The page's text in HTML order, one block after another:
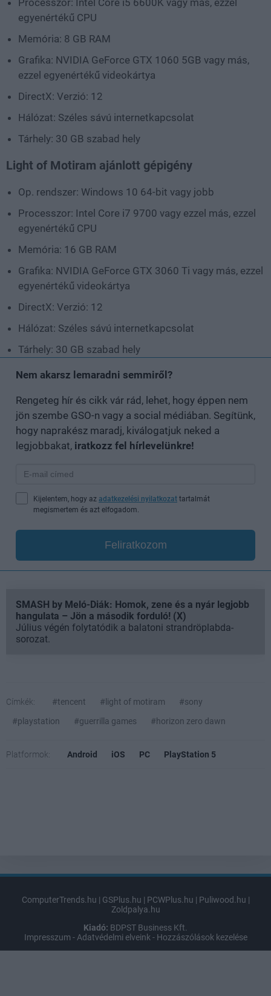
Processzor: Intel Core i5 6600K vagy más, ezzel
egyenértékű CPU
Memória: 8 GB RAM
Grafika: NVIDIA GeForce GTX 1060 5GB vagy más,
ezzel egyenértékű videokártya
DirectX: Verzió: 12
Hálózat: Széles sávú internetkapcsolat
Tárhely: 30 GB szabad hely
Light of Motiram ajánlott gépigény
Op. rendszer: Windows 10 64-bit vagy jobb
Processzor: Intel Core i7 9700 vagy ezzel más, ezzel
egyenértékű CPU
Memória: 16 GB RAM
Grafika: NVIDIA GeForce GTX 3060 Ti vagy más, ezzel
egyenértékű videokártya
DirectX: Verzió: 12
Hálózat: Széles sávú internetkapcsolat
Tárhely: 30 GB szabad hely
Nem akarsz lemaradni semmiről?
Rengeteg hír és cikk vár rád, lehet, hogy éppen nem
jön szembe GSO-n vagy a social médiában. Segítünk,
hogy naprakész maradj, kiválogatjuk neked a
legjobbakat, iratkozz fel hírlevelünkre!
Kijelentem, hogy az adatkezelési nyilatkozat tartalmát
megismertem és azt elfogadom.
Feliratkozom
SMASH by Meló-Diák: Homok, zene és a nyár legjobb
hangulata – Jön a második forduló! (X)
Július végén folytatódik a balatoni strandröplabda-
sorozat.
Címkék: #tencent #light of motiram
#sony
#playstation
#guerrilla games #horizon zero dawn
Platformok: Android iOS PC PlayStation 5
ComputerTrends.hu | GSPlus.hu | PCWPlus.hu | Puliwood.hu |
Zoldpalya.hu
Kiadó: BDPST Business Kft.
Impresszum - Adatvédelmi elveink - Hozzászólások kezelése